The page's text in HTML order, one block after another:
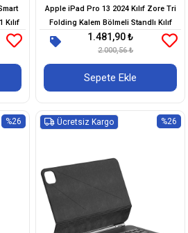
Kılıf
Apple iPad Pro 13 2024 Kılıf Zore Tri
Folding Kalem Bölmeli Standlı Kılıf
1.481,90 ₺
2.000,56 ₺
Sepete Ekle
%26 %26
Ücretsiz Kargo